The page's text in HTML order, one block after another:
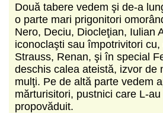
Două tabere vedem şi de-a
o parte mari prigonitori
Nero, Deciu, Diocleţian, Iulian
iconoclaşti sau împotrivitori cu,
Strauss, Renan, şi în special
deschis calea ateistă, izvor de
mulţi. Pe de altă parte vedem
mărturisitori, pustnici care L-
propovăduit.